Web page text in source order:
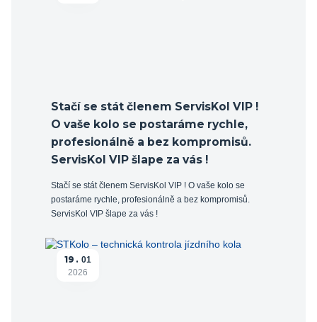
Stačí se stát členem ServisKol VIP !
O vaše kolo se postaráme rychle,
profesionálně a bez kompromisů.
ServisKol VIP šlape za vás !
Stačí se stát členem ServisKol VIP ! O vaše kolo se
postaráme rychle, profesionálně a bez kompromisů.
ServisKol VIP šlape za vás !
19
01
2026